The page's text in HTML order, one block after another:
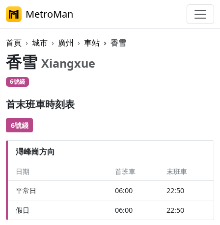
MetroMan
首頁 城市 廣州 車站 香雪
香雪 Xiangxue
6號綫
首末班車時刻表
6號綫
潯峰崗方向
日期 首班車 末班車
平常日 06:00 22:50
假日 06:00 22:50